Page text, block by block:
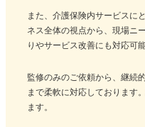
また、介護保険内サービスに
ネス全体の視点から、現場ニ
りやサービス改善にも対応可能
監修のみのご依頼から、継続
まで柔軟に対応しております
ます。